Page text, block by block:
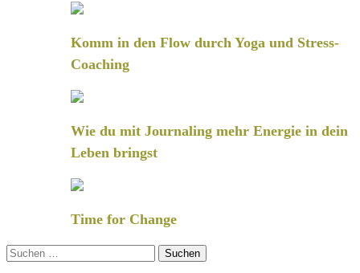
Komm in den Flow durch Yoga und Stress-
Coaching
Wie du mit Journaling mehr Energie in dein
Leben bringst
Time for Change
Suchen
nach: